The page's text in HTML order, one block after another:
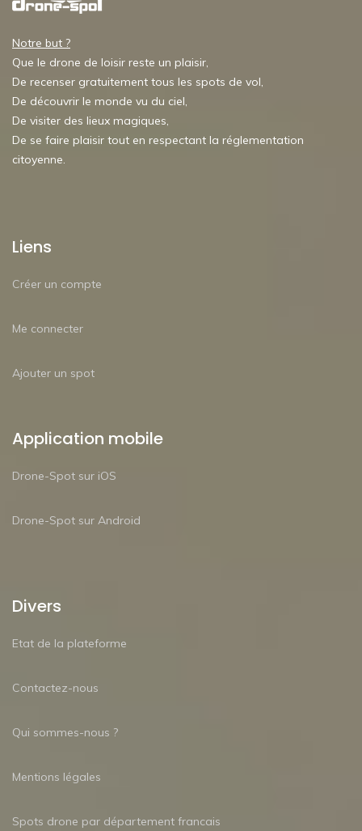
Notre but ?
Que le drone de loisir reste un plaisir,
De recenser gratuitement tous les spots de vol,
De découvrir le monde vu du ciel,
De visiter des lieux magiques,
De se faire plaisir tout en respectant la réglementation
citoyenne.
Liens
Créer un compte
Me connecter
Ajouter un spot
Application mobile
Drone-Spot sur iOS
Drone-Spot sur Android
Divers
Etat de la plateforme
Contactez-nous
Qui sommes-nous ?
Mentions légales
Spots drone par département francais